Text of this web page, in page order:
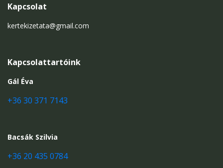
Kapcsolat
kertekizetata@gmail.com
Kapcsolattartóink
Gál Éva
+36 30 371 7143
Bacsák Szilvia
+36 20 435 0784